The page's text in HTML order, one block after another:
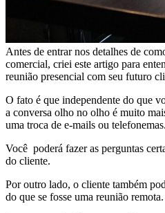
Antes de entrar nos detalhes de
comercial, criei este artigo para
reunião presencial com seu futuro
O fato é que independente do que
a conversa olho no olho é muito
uma troca de e-mails ou telefonemas.
Você poderá fazer as perguntas
do cliente.
Por outro lado, o cliente também
do que se fosse uma reunião remota.